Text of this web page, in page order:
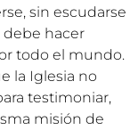
sin escudarse
debe hacer
todo el mundo.
la Iglesia no
testimoniar,
misión de